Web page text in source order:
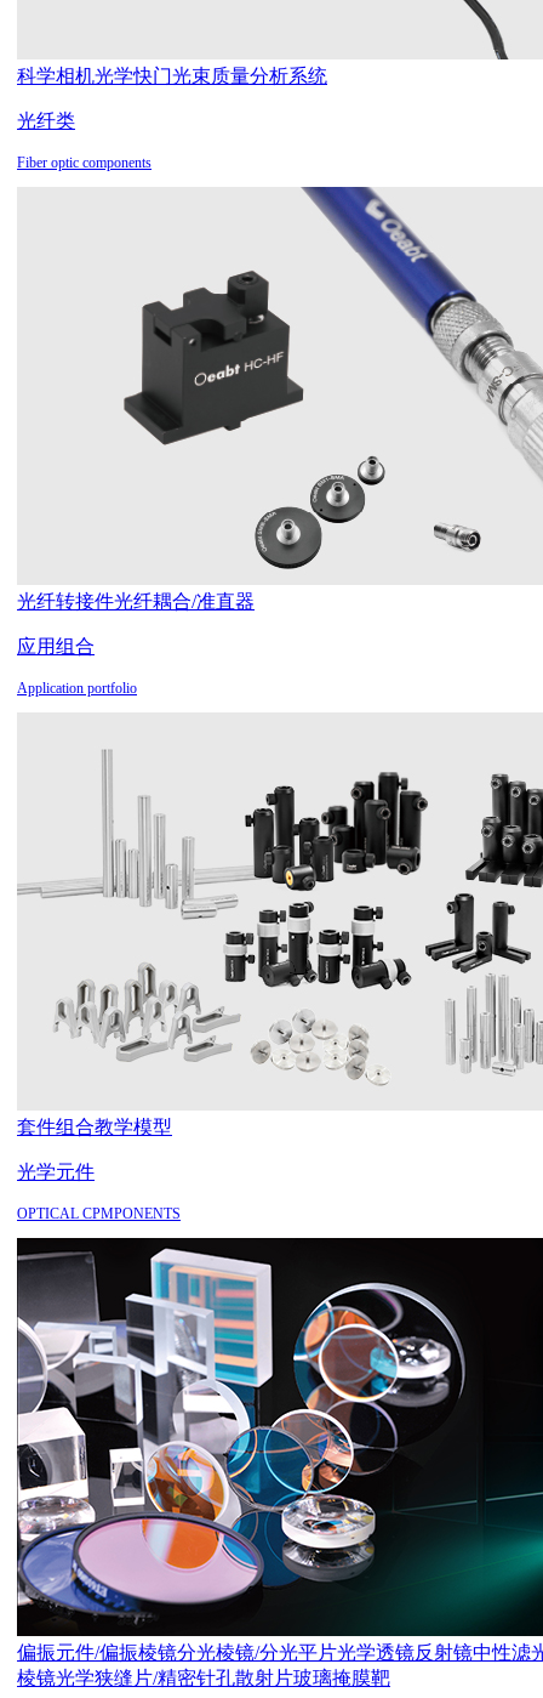
科学相机光学快门光束质量分析系统
光纤类
Fiber optic components
光纤转接件光纤耦合/准直器
应用组合
Application portfolio
套件组合教学模型
光学元件
OPTICAL CPMPONENTS
偏振元件/偏振棱镜分光棱镜/分光平片光学透镜反射镜中性滤
棱镜光学狭缝片/精密针孔散射片玻璃掩膜靶